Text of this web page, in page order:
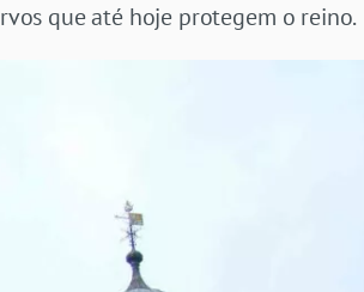
que até hoje protegem o reino.